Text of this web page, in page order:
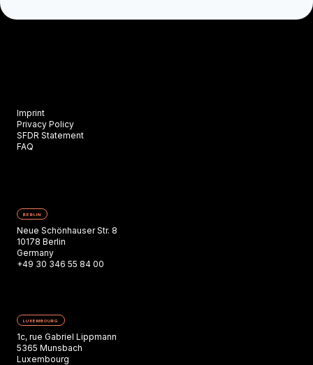
Imprint
Privacy Policy
SFDR Statement
FAQ
BERLIN
Neue Schönhauser Str. 8
10178 Berlin
Germany
+49 30 346 55 84 00
LUXEMBOURG
1c, rue Gabriel Lippmann
5365 Munsbach
Luxembourg